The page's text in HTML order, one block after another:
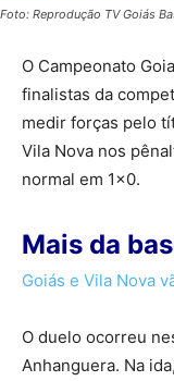
Foto: Reprodução TV Goiás
O Campeonato
finalistas da
medir forças pelo
Vila Nova nos
normal em 1×0.
Mais da
Goiás e Vila Nova
O duelo ocorreu
Anhanguera. Na